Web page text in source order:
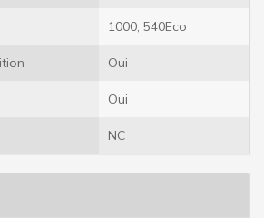
1000, 540Eco
Oui
Oui
NC